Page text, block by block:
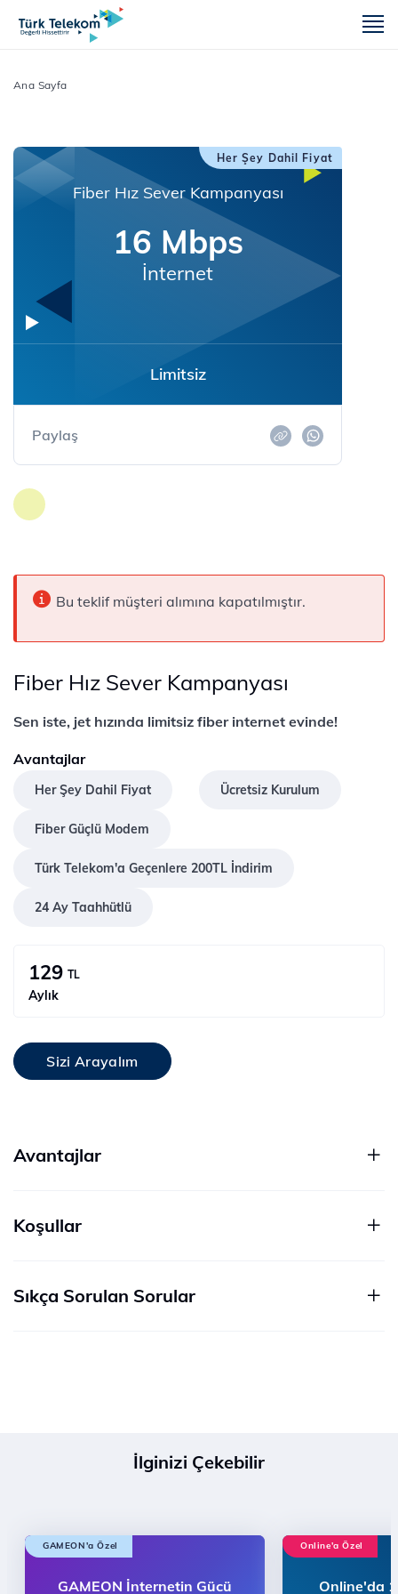
Ana Sayfa
Her Şey Dahil Fiyat
Fiber Hız Sever Kampanyası
16 Mbps
İnternet
Limitsiz
Paylaş
Bu teklif müşteri alımına kapatılmıştır.
Fiber Hız Sever Kampanyası
Sen iste, jet hızında limitsiz fiber internet evinde!
Avantajlar
Her Şey Dahil Fiyat Ücretsiz Kurulum
Fiber Güçlü Modem
Türk Telekom'a Geçenlere 200TL İndirim
24 Ay Taahhütlü
129 TL
Aylık
Sizi Arayalım
Avantajlar
Koşullar
Sıkça Sorulan Sorular
İlginizi Çekebilir
GAMEON'a Özel
GAMEON İnternetin Gücü
Online'a Özel
Online'da